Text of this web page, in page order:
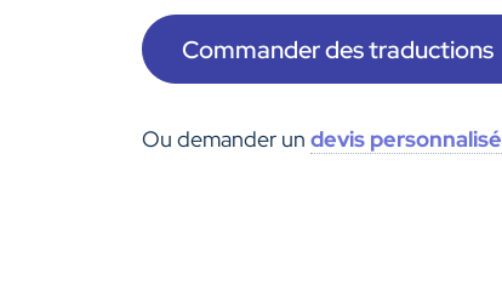
Commander des traductions
Ou demander un devis personnalisé